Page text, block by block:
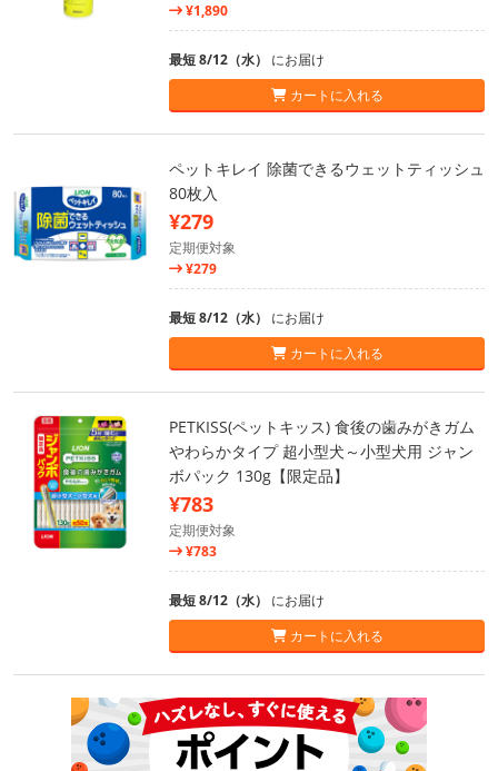
¥1,890
最短 8/12（水） にお届け
カートに入れる
ペットキレイ 除菌できるウェットティッシュ
80枚入
¥279
定期便対象
¥279
最短 8/12（水） にお届け
カートに入れる
PETKISS(ペットキッス) 食後の歯みがきガム
やわらかタイプ 超小型犬～小型犬用 ジャン
ボパック 130g【限定品】
¥783
定期便対象
¥783
最短 8/12（水） にお届け
カートに入れる